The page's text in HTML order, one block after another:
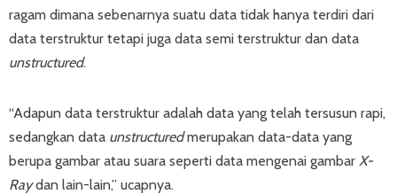
ragam dimana sebenarnya suatu data tidak hanya terdiri dari
data terstruktur tetapi juga data semi terstruktur dan data
unstructured.
“Adapun data terstruktur adalah data yang telah tersusun rapi,
sedangkan data unstructuredmerupakan data-data yang
berupa gambar atau suara seperti data mengenai gambar X-
Raydan lain-lain,” ucapnya.